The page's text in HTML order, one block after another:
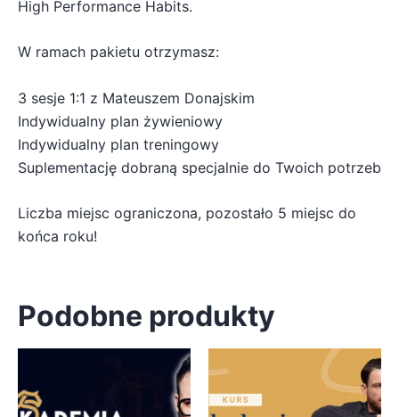
High Performance Habits.
W ramach pakietu otrzymasz:
3 sesje 1:1 z Mateuszem Donajskim
Indywidualny plan żywieniowy
Indywidualny plan treningowy
Suplementację dobraną specjalnie do Twoich potrzeb
Liczba miejsc ograniczona, pozostało 5 miejsc do
końca roku!
Podobne produkty